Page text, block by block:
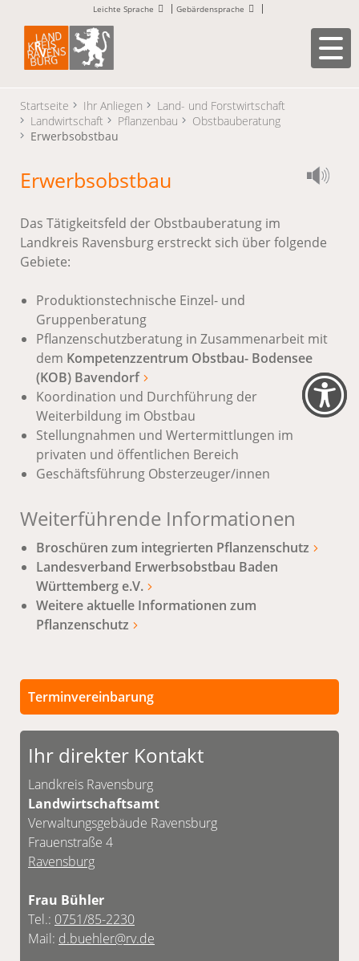
Leichte Sprache Gebärdensprache
Startseite Ihr Anliegen
Land- und Forstwirtschaft
Landwirtschaft
Pflanzenbau
Obstbauberatung
Erwerbsobstbau
Erwerbsobstbau
Das Tätigkeitsfeld der Obstbauberatung im
Landkreis Ravensburg erstreckt sich über folgende
Gebiete:
Produktionstechnische Einzel- und
Gruppenberatung
Pflanzenschutzberatung in Zusammenarbeit mit
dem Kompetenzzentrum Obstbau- Bodensee
(KOB) Bavendorf
Koordination und Durchführung der
Weiterbildung im Obstbau
Stellungnahmen und Wertermittlungen im
privaten und öffentlichen Bereich
Geschäftsführung Obsterzeuger/innen
Weiterführende Informationen
Broschüren zum integrierten Pflanzenschutz
Landesverband Erwerbsobstbau Baden
Württemberg e.V.
Weitere aktuelle Informationen zum
Pflanzenschutz
Terminvereinbarung
Persönliche Termine sind nach vorheriger
Vereinbarung möglich.
Ihr direkter Kontakt
Landkreis Ravensburg
Landwirtschaftsamt
Verwaltungsgebäude Ravensburg
Frauenstraße 4
Ravensburg
Frau Bühler
Tel.: 0751/85-2230
Mail: d.buehler@rv.de